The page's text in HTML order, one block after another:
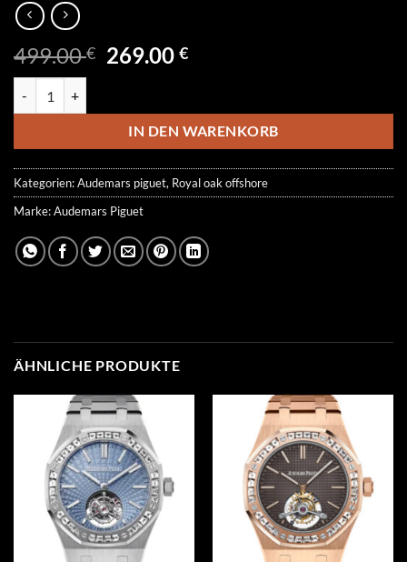
499.00€ Ursprünglicher
499.00 €
269.00€Aktueller
269.00 €.
IN DEN WARENKORB
Kategorien:Audemars piguet, Royal oak offshore
Marke:Audemars Piguet
ÄHNLICHE PRODUKTE